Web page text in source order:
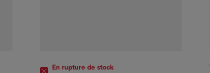
En rupture de stock